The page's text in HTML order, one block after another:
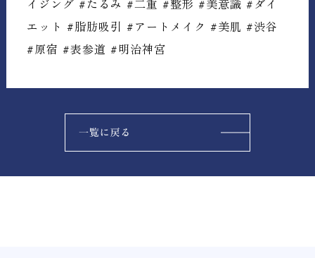
イジング #たるみ #二重 #整形 #美意識 #ダイ
エット #脂肪吸引 #アートメイク #美肌 #渋谷
#原宿 #表参道 #明治神宮